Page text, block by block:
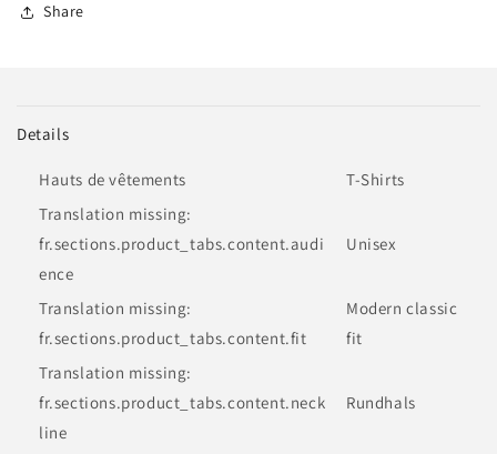
Share
Details
Hauts de vêtements
T-Shirts
Translation missing:
fr.sections.product_tabs.content.audi
ence
Unisex
Translation missing:
fr.sections.product_tabs.content.fit
Modern classic
fit
Translation missing:
fr.sections.product_tabs.content.neck
line
Rundhals